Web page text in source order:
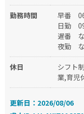
勤務時間 早番
日勤
遅番
夜勤
休日
シフト
業,育児
更新日：2026/08/06